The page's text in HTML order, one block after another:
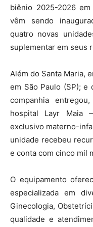
biênio 2025-2026
vêm sendo
quatro novas
suplementar em seus
Além do Santa Maria,
em São Paulo (SP); e
companhia
hospital Layr Maia
exclusivo materno-
unidade recebeu
e conta com cinco mil
O equipamento
especializada em
Ginecologia,
qualidade e